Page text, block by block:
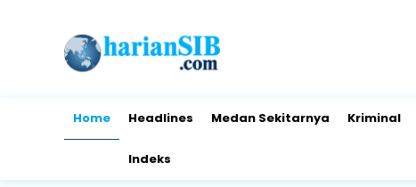
Home Headlines Medan Sekitarnya Kriminal
Indeks